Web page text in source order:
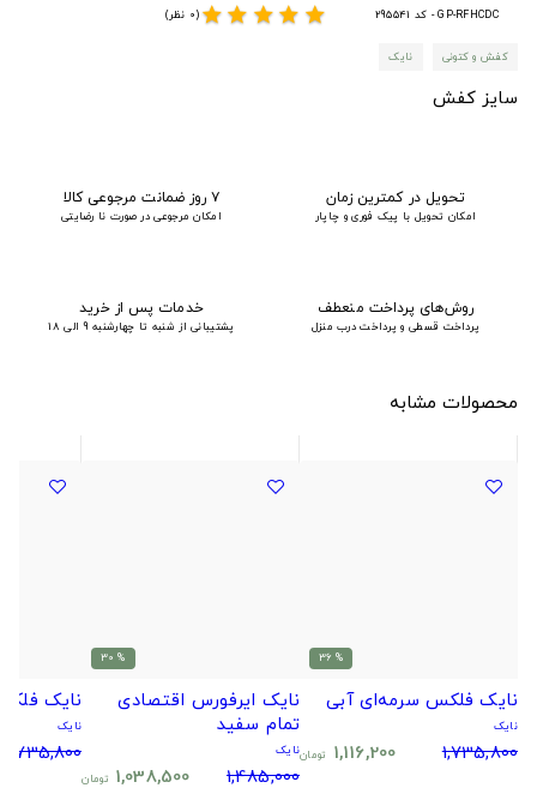
GP-RFHCDC - کد 295541 star
star
star
star
star(0 نظر)
کفش و کتونی نایک
سایز کفش
تحویل در کمترین زمان
امکان تحویل با پیک فوری و چاپار
۷ روز ضمانت مرجوعی کالا
امکان مرجوعی در صورت نا رضایتی
روش‌های پرداخت منعطف
پرداخت قسطی و پرداخت درب منزل
خدمات پس از خرید
پشتیبانی از شنبه تا چهارشنبه 9 الی 18
محصولات مشابه
% 36
نایک فلکس سرمه‌ای آبی
نایک
1,735,800
1,116,200 تومان
% 30
نایک ایرفورس اقتصادی
تمام سفید
نایک
1,485,000
1,038,500 تومان
نایک
نایک
1,735,800